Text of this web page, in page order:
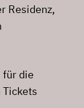
Residenz,
für die